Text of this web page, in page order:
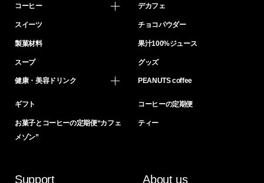
コーヒー デカフェ
スイーツ チョコパウダー
製菓材料 果汁100%ジュース
スープ グッズ
健康・美容ドリンク PEANUTS coffee
ギフト コーヒーの定期便
お菓子とコーヒーの定期便“カフェ
メゾン”
ティー
Support About us